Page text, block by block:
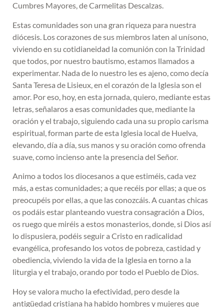
Cumbres Mayores, de Carmelitas Descalzas.
Estas comunidades son una gran riqueza para nuestra
diócesis. Los corazones de sus miembros laten al unísono,
viviendo en su cotidianeidad la comunión con la Trinidad
que todos, por nuestro bautismo, estamos llamados a
experimentar. Nada de lo nuestro les es ajeno, como decía
Santa Teresa de Lisieux, en el corazón de la Iglesia son el
amor. Por eso, hoy, en esta jornada, quiero, mediante estas
letras, señalaros a esas comunidades que, mediante la
oración y el trabajo, siguiendo cada una su propio carisma
espiritual, forman parte de esta Iglesia local de Huelva,
elevando, día a día, sus manos y su oración como ofrenda
suave, como incienso ante la presencia del Señor.
Animo a todos los diocesanos a que estiméis, cada vez
más, a estas comunidades; a que recéis por ellas; a que os
preocupéis por ellas, a que las conozcáis. A cuantas chicas
os podáis estar planteando vuestra consagración a Dios,
os ruego que miréis a estos monasterios, donde, si Dios así
lo dispusiera, podéis seguir a Cristo en radicalidad
evangélica, profesando los votos de pobreza, castidad y
obediencia, viviendo la vida de la Iglesia en torno a la
liturgia y el trabajo, orando por todo el Pueblo de Dios.
Hoy se valora mucho la efectividad, pero desde la
antigüedad cristiana ha habido hombres y mujeres que